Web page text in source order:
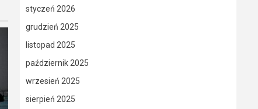
styczeń 2026
grudzień 2025
listopad 2025
październik 2025
wrzesień 2025
sierpień 2025